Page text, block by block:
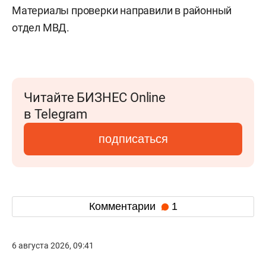
Материалы проверки направили в районный
отдел МВД.
Читайте БИЗНЕС Online
в Telegram
подписаться
Комментарии 1
6 августа 2026, 09:41